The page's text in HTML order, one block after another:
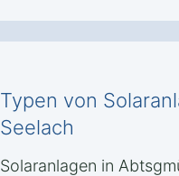
Typen von
Seelach
Solaranlagen in